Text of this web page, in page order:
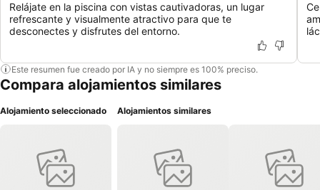
Relájate en la piscina con vistas cautivadoras, un lugar
refrescante y visualmente atractivo para que te
desconectes y disfrutes del entorno.
Este resumen fue creado por IA y no siempre es 100% preciso.
Compara alojamientos similares
Alojamiento seleccionado Alojamientos similares